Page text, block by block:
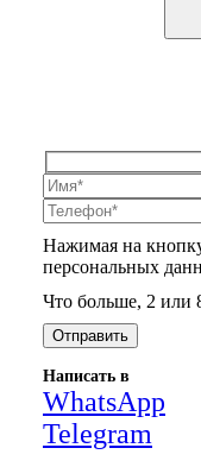
Нажимая на
персональных
Что больше, 2 или
Написать в
WhatsApp
Telegram